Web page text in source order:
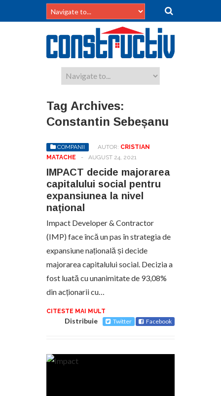
Tag Archives:
Constantin Sebeșanu
COMPANII AUTOR: CRISTIAN
MATACHE
- AUGUST 24, 2021
IMPACT decide majorarea
capitalului social pentru
expansiunea la nivel
național
Impact Developer & Contractor
(IMP) face încă un pas în strategia de
expansiune națională și decide
majorarea capitalului social. Decizia a
fost luată cu unanimitate de 93,08%
din acționarii cu…
CITESTE MAI MULT
Distribuie Twitter Facebook